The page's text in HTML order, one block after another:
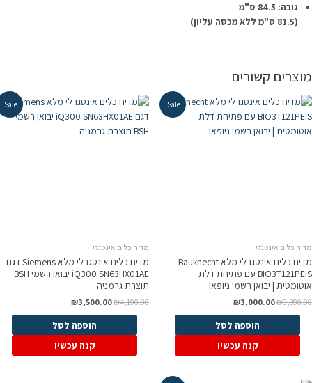
גובה: 84.5 ס"מ
קשורים
Sale!
כלים אינטגלי
מדיח כלים אינטגרלי מלא Bauknecht
BIO3T121PEIS עם פתיחת דלת
| יבואן רשמי ניופאן
₪
₪3,000.00
הוספה לסל
קנה עכשיו
Sale!
מדיח כלים אינטגלי
מדיח כלים אינטגרלי מלא Siemens דגם
iQ300 SN63HX01AE יבואן רשמי BSH
תוצרת גרמניה
₪4,190.00
₪3,500.00
הוספה לסל
קנה עכשיו